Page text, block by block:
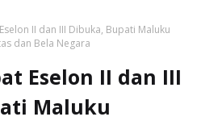
II dan III Dibuka, Bupati Maluku
dan Bela Negara
Eselon II dan III
Maluku